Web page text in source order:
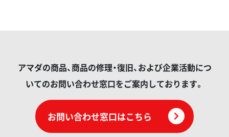
アマダの商品、商品の修理・復旧、および企業活動につ
いてのお問い合わせ窓口をご案内しております。
お問い合わせ窓口はこちら